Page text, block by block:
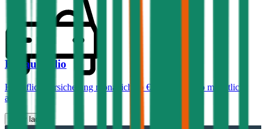
Renault Clio
Haftpflichtversicherung monatlich ab € 30
Vollkasko monatlich
ab …
Mehr laden